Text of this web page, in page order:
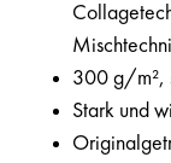
300 g/m²,
Stark und